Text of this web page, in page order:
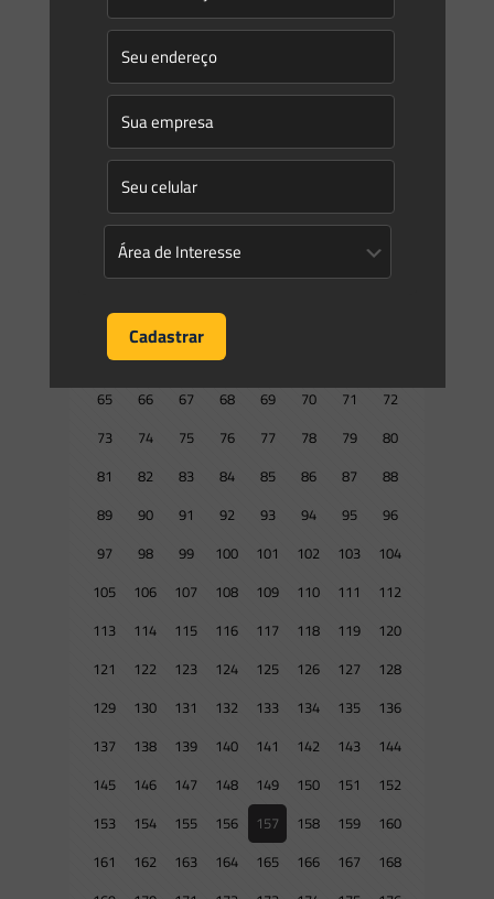
Prev page
2 3 4 5 6 7
8
10 11
17
18 19 20 21 22 23
24
34 35 36
41
42 43 44 45 46 47
48
49
52
57
58 59 60
65
66 67 68 69 70 71
72
73
74 75 76 77 78 79
80
81
82 83 84 85 86 87
88
89
90 91 92 93 94 95
96
97
98 99 100 101 102 103
104
105
106 107 108 109 110 111
112
113
114 115 116 117 118 119
120
121
122 123 124 125 126 127
128
129
130 131 132 133 134 135
136
137
138 139 140 141 142 143
144
145
146 147 148 149 150 151
152
153
154 155 156 157 158 159
160
161
162 163 164 165 166 167
168